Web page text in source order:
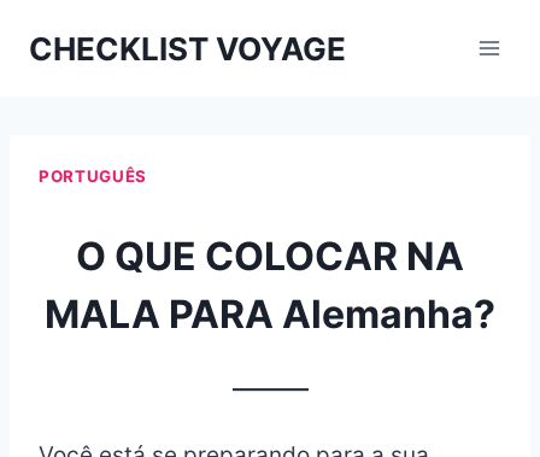
CHECKLIST VOYAGE
PORTUGUÊS
O QUE COLOCAR NA
MALA PARA Alemanha?